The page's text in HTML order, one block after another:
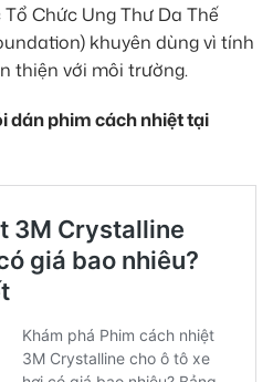
Chức Ung Thư Da Thế
khuyên dùng vì tính
thiện với môi trường.
dán phim cách nhiệt tại